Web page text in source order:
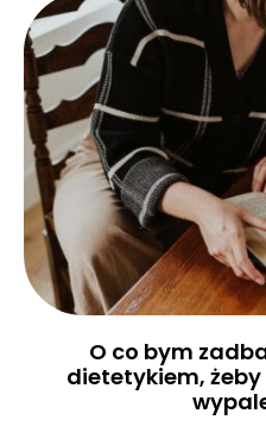
O co bym
dietetykiem,